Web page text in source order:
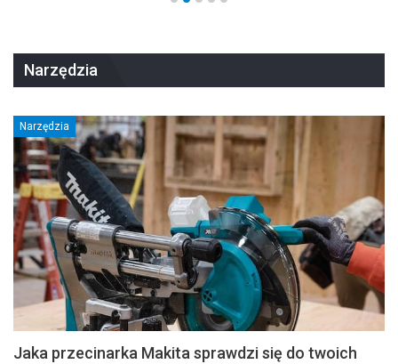
Narzędzia
Narzędzia
Jaka przecinarka Makita sprawdzi się do twoich